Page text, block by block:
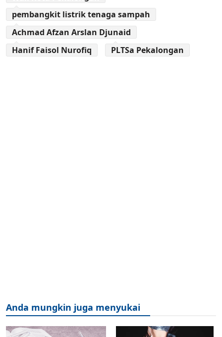
pembangkit listrik tenaga sampah
Achmad Afzan Arslan Djunaid
Hanif Faisol Nurofiq
PLTSa Pekalongan
Anda mungkin juga menyukai